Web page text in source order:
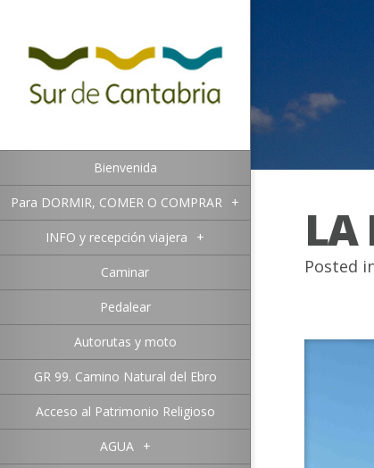
Bienvenida
Para DORMIR, COMER O COMPRAR +
INFO y recepción viajera +
Caminar
Pedalear
Autorutas y moto
GR 99. Camino Natural del Ebro
Acceso al Patrimonio Religioso
AGUA +
LA
Posted